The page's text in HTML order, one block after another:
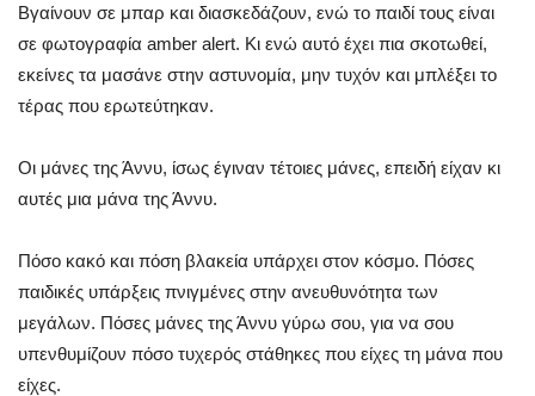
Βγαίνουν σε μπαρ και διασκεδάζουν, ενώ το παιδί τους είναι
σε φωτογραφία amber alert. Κι ενώ αυτό έχει πια σκοτωθεί,
εκείνες τα μασάνε στην αστυνομία, μην τυχόν και μπλέξει το
τέρας που ερωτεύτηκαν.
Οι μάνες της Άννυ, ίσως έγιναν τέτοιες μάνες, επειδή είχαν κι
αυτές μια μάνα της Άννυ.
Πόσο κακό και πόση βλακεία υπάρχει στον κόσμο. Πόσες
παιδικές υπάρξεις πνιγμένες στην ανευθυνότητα των
μεγάλων. Πόσες μάνες της Άννυ γύρω σου, για να σου
υπενθυμίζουν πόσο τυχερός στάθηκες που είχες τη μάνα που
είχες.